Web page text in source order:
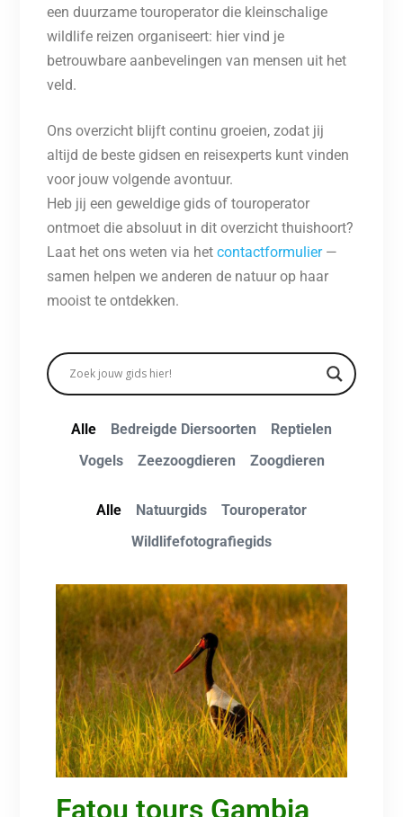
een duurzame touroperator die kleinschalige
wildlife reizen organiseert: hier vind je
betrouwbare aanbevelingen van mensen uit het
veld.
Ons overzicht blijft continu groeien, zodat jij
altijd de beste gidsen en reisexperts kunt vinden
voor jouw volgende avontuur.
Heb jij een geweldige gids of touroperator
ontmoet die absoluut in dit overzicht thuishoort?
Laat het ons weten via hetcontactformulier—
samen helpen we anderen de natuur op haar
mooist te ontdekken.
Bedreigde Diersoorten
Reptielen
Vogels
Zeezoogdieren Zoogdieren
Alle
Natuurgids
Touroperator
Wildlifefotografiegids
Alle
Fatou tours Gambia